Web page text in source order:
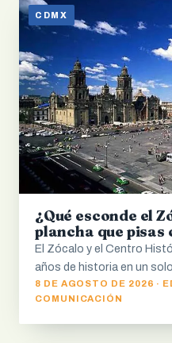
CDMX
¿Qué esconde el
plancha que pisas
El Zócalo y el Centro
años de historia en un
8 DE AGOSTO DE 2026 ·
COMUNICACIÓN